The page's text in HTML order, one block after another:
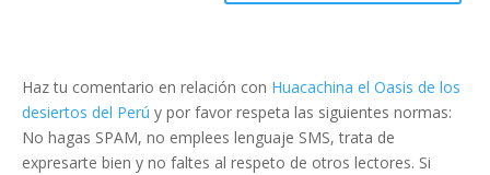
Haz tu comentario en relación con Huacachina el Oasis de los
desiertos del Perú y por favor respeta las siguientes normas:
No hagas SPAM, no emplees lenguaje SMS, trata de
expresarte bien y no faltes al respeto de otros lectores. Si